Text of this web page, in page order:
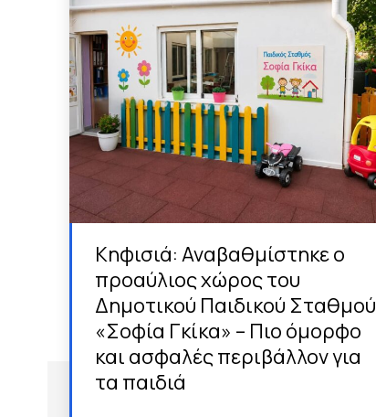
Κηφισιά: Αναβαθμίστηκε ο
προαύλιος χώρος του
Δημοτικού Παιδικού Σταθμού
«Σοφία Γκίκα» – Πιο όμορφο
και ασφαλές περιβάλλον για
τα παιδιά